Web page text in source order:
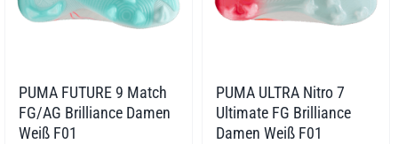
PUMA FUTURE 9 Match
FG/AG Brilliance Damen
Weiß F01
PUMA ULTRA Nitro 7
Ultimate FG Brilliance
Damen Weiß F01